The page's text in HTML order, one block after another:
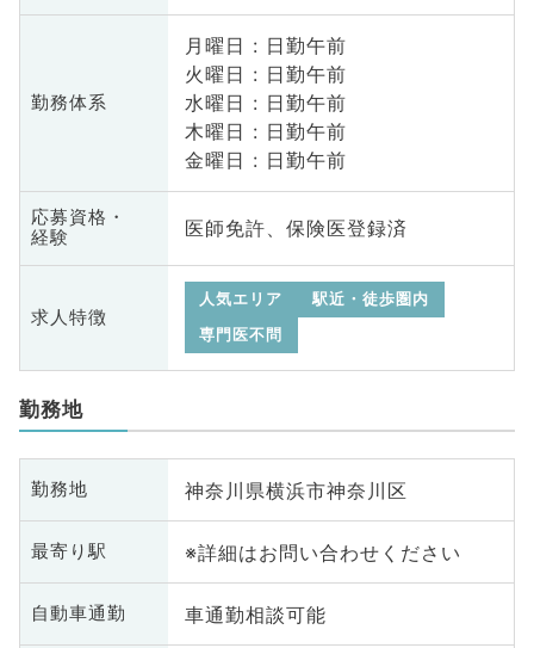
勤務体系
月曜日 : 日勤午前
火曜日 : 日勤午前
水曜日 : 日勤午前
木曜日 : 日勤午前
金曜日 : 日勤午前
応募資格・
経験
医師免許、保険医登録済
求人特徴
人気エリア
駅近・徒歩圏内
専門医不問
勤務地
勤務地 神奈川県横浜市神奈川区
最寄り駅 ※詳細はお問い合わせください
自動車通勤 車通勤相談可能